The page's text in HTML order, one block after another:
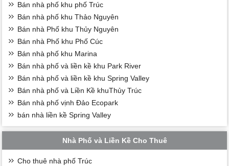
Bán nhà phố khu phố Trúc
Bán nhà phố khu Thảo Nguyên
Bán nhà Phố khu Thủy Nguyên
Bán nhà Phố khu Phố Cúc
Bán nhà phố khu Marina
Bán nhà phố và liền kề khu Park River
Bán nhà phố và liền kề khu Spring Valley
Bán nhà phố và Liền Kề khuThủy Trúc
Bán nhà phố vịnh Đảo Ecopark
bán nhà liền kề Spring Valley
Nhà Phố và Liền Kề Cho Thuê
Cho thuê nhà phố Trúc